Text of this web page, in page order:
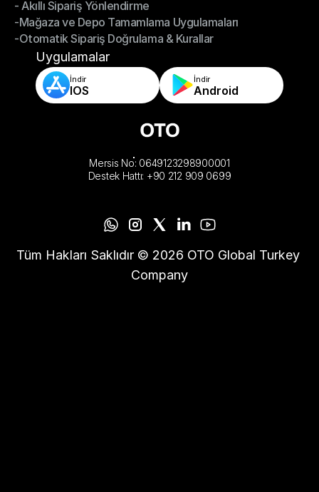
- Omnikanal Sipariş Senkronizasyonu
- Akıllı Sipariş Yönlendirme
- Akıllı Sipariş Yönlendirme
-Mağaza ve Depo Tamamlama Uygulamaları
-Mağaza ve Depo Tamamlama Uygulamaları
-Otomatik Sipariş Doğrulama & Kurallar
-Otomatik Sipariş Doğrulama & Kurallar
Uygulamalar
İndir
IOS
İndir
Android
Mersis No: 0649123298900001
Destek Hattı: +90 212 909 0699
Tüm Hakları Saklıdır © 2026 OTO Global Turkey
Company